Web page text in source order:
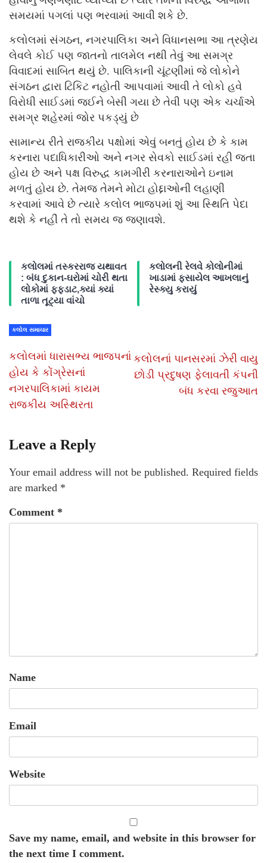
સમયમાં પગલાં પણ ભરવામાં આવી શકે છે.
કલોલમાં સંગઠન, નગરપાલિકા અને વિધાનસભા આ ત્રણેય
લેવલે કોઈ પણ જાતનો તાલમેલ નથી તેવું આ સમગ્ર
વિવાદમાં સાબિત થયું છે. પાલિકાની ચૂંટણીમાં જે લોકોને
સંગઠન દ્વારા ટિકિટ નહોતી આપવામાં આવી તે લોકો હવે
વિરોધી સાઈડમાં જઈને બેસી ગયા છે તેવી પણ એક ચર્ચાએ
સમગ્ર શહેરમાં જોર પકડ્યું છે
સામાન્ય રીતે રાજકીય પક્ષોમાં એવું બનતું હોય છે કે કામ
કરનારા પદાધિકારીઓ અને નગર સેવકો સાઈડમાં રહી જતા
હોય છે અને પક્ષ વિરુદ્ધ કામગીરી કરનારાઓને ઇનામ
મળતું હોય છે. તેમજ તેમને મોટા હોદ્દાઓની લહાણી
કરવામાં આવે છે ત્યારે કલોલ ભાજપમાં શું આ સ્થિતિ પેદા
થશે કે નહીં તે તો સમય જ જણાવશે.
કલોલમાં તસ્કરરાજ યથાવત
: બંધ દુકાન-ઘરોમાં ચોરી થતા
લોકોમાં ફફડાટ,ક્યાં ક્યાં
તાળા તૂટ્યા વાંચો
કલોલની રેલવે કોલોનીમાં
ખાડામાં ફસાયેલ આખલાનું
રેસ્ક્યુ કરાયું
કલોલ સમાચાર
કલોલમાં ધારાસભ્ય ભાજપનાં
હોય કે કોંગ્રેસનાં
નગરપાલિકામાં કાયમ
રાજકીય અસ્થિરતા
કલોલનાં પાનસરમાં ઝેરી વાયુ
છોડી પ્રદુષણ ફેલાવતી કંપની
બંધ કરવા રજુઆત
Leave a Reply
Your email address will not be published. Required fields
are marked *
Comment *
Name
Email
Website
Save my name, email, and website in this browser for
the next time I comment.